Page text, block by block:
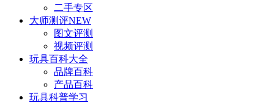
二手专区
大师测评NEW
图文评测
视频评测
玩具百科大全
品牌百科
产品百科
玩具科普学习